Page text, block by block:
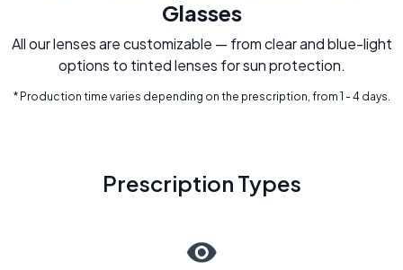
Glasses
All our lenses are customizable — from clear and blue-light
options to tinted lenses for sun protection.
* Production time varies depending on the prescription, from 1 - 4 days.
Prescription Types